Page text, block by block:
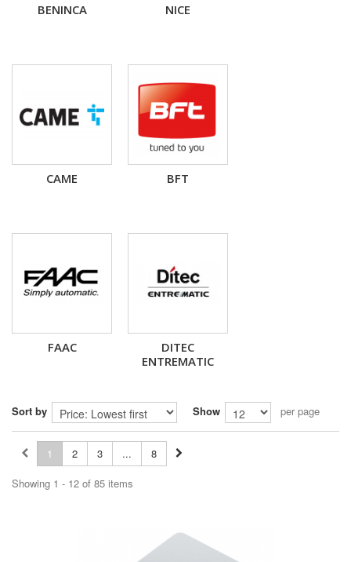
BENINCA NICE
CAME BFT
FAAC
DITEC
ENTREMATIC
Sort by Show per page
1 2 3 ...
8
Showing 1 - 12 of 85 items